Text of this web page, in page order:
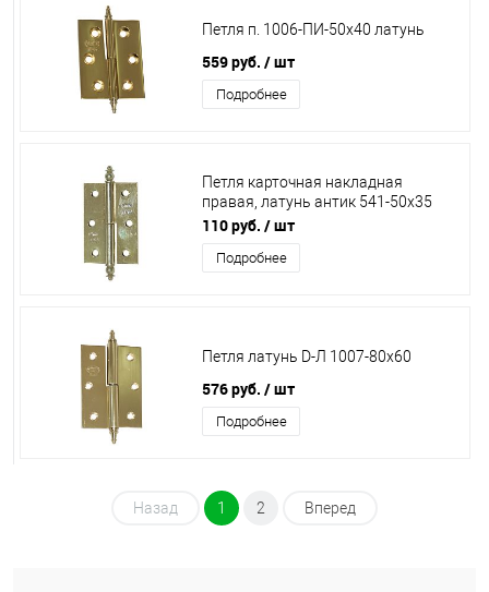
Петля п. 1006-ПИ-50х40 латунь
559 руб. / шт
Подробнее
Петля карточная накладная
правая, латунь антик 541-50х35
Amig
110 руб. / шт
Подробнее
Петля латунь D-Л 1007-80х60
576 руб. / шт
Подробнее
Назад 1 2 Вперед